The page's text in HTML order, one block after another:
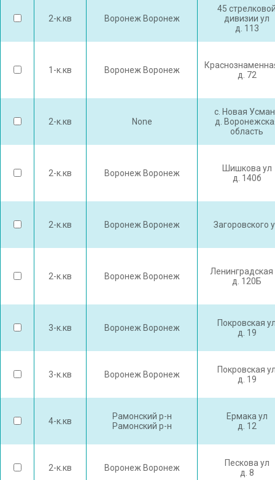
2-к.кв Воронеж Воронеж
45
дивизии ул
д. 113
1-к.кв Воронеж Воронеж
д. 72
2-к.кв None
с. Новая
д.
область
2-к.кв Воронеж Воронеж
Шишкова ул
д. 140б
2-к.кв Воронеж Воронеж Загоровского
2-к.кв Воронеж Воронеж
Ленинградская
д. 120Б
3-к.кв Воронеж Воронеж
Покровская
д. 19
3-к.кв Воронеж Воронеж
Покровская
д. 19
4-к.кв
Рамонский р-н
Рамонский р-н
Ермака ул
д. 12
2-к.кв Воронеж Воронеж
Пескова ул
д. 8